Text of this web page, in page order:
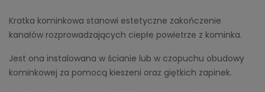
Kratka kominkowa stanowi estetyczne zakończenie
kanałów rozprowadzających ciepłe powietrze z kominka.
Jest ona instalowana w ścianie lub w czopuchu obudowy
kominkowej za pomocą kieszeni oraz giętkich zapinek.